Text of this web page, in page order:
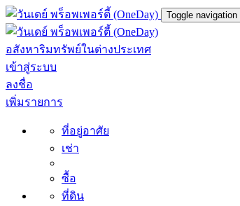
Toggle navigation
อสังหาริมทรัพย์ในต่างประเทศ
เข้าสู่ระบบ
ลงชื่อ
เพิ่มรายการ
ที่อยู่อาศัย
เช่า
ซื้อ
ที่ดิน